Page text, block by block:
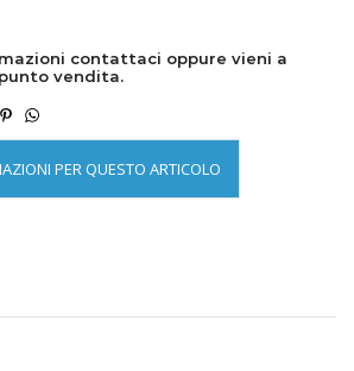
contattaci oppure vieni a
vendita.
PER QUESTO ARTICOLO